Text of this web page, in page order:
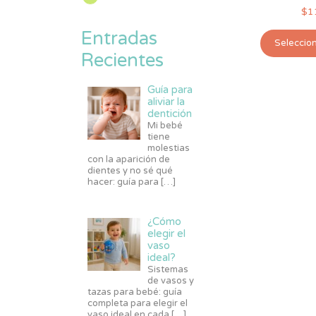
$
Entradas
Recientes
Guía para
aliviar la
dentición
Mi bebé
tiene
molestias
con la aparición de
dientes y no sé qué
hacer: guía para […]
¿Cómo
elegir el
vaso
ideal?
Sistemas
de vasos y
tazas para bebé: guía
completa para elegir el